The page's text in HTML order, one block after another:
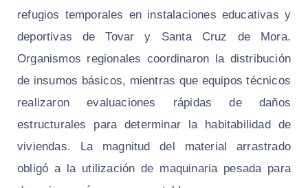
refugios temporales en instalaciones educativas y
deportivas de Tovar y Santa Cruz de Mora.
Organismos regionales coordinaron la distribución
de insumos básicos, mientras que equipos técnicos
realizaron evaluaciones rápidas de daños
estructurales para determinar la habitabilidad de
viviendas. La magnitud del material arrastrado
obligó a la utilización de maquinaria pesada para